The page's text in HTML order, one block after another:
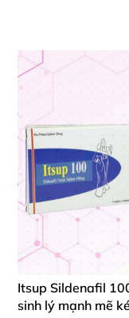
Itsup Sildenafil
sinh lý mạnh mẽ